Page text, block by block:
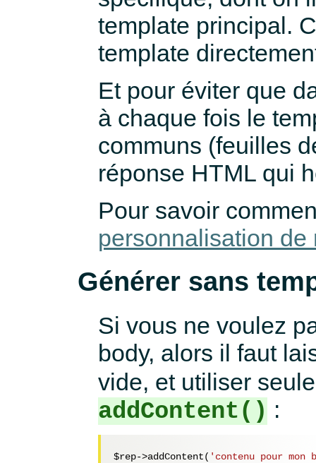
template principal.
template
Et pour éviter que
à chaque fois le
communs (feuilles
réponse HTML qui
Pour savoir
personnalisation
Générer sans
Si vous ne voulez
body, alors il faut
vide, et utiliser
addContent() :
$rep->addContent( 'contenu pour mon